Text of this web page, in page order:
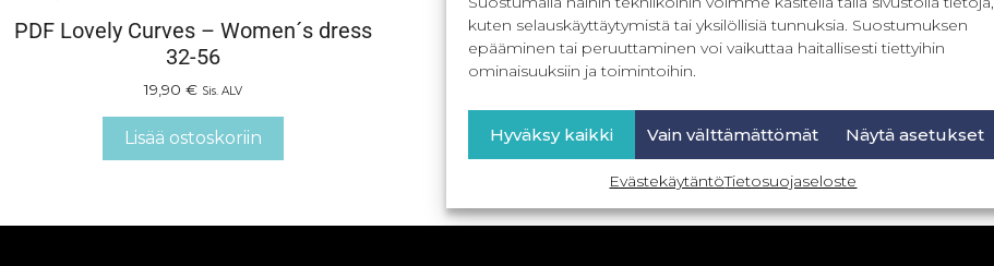
kuten selauskäyttäytymistä tai yksilöllisiä tunnuksia. Suostumuksen
epääminen tai peruuttaminen voi vaikuttaa haitallisesti tiettyihin
ominaisuuksiin ja toimintoihin.
Hyväksy kaikki Vain välttämättömät Näytä asetukset
EvästekäytäntöTietosuojaseloste
PDF Lovely Curves – Women´s dress
32-56
19,90 € Sis. ALV
Lisää ostoskoriin
Lovely Curves – Women´s dress 32-
56
Lisää ostoskoriin